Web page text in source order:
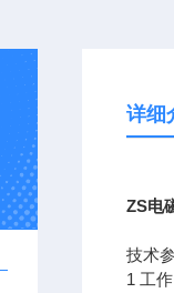
详细
ZS电
技术
1 工